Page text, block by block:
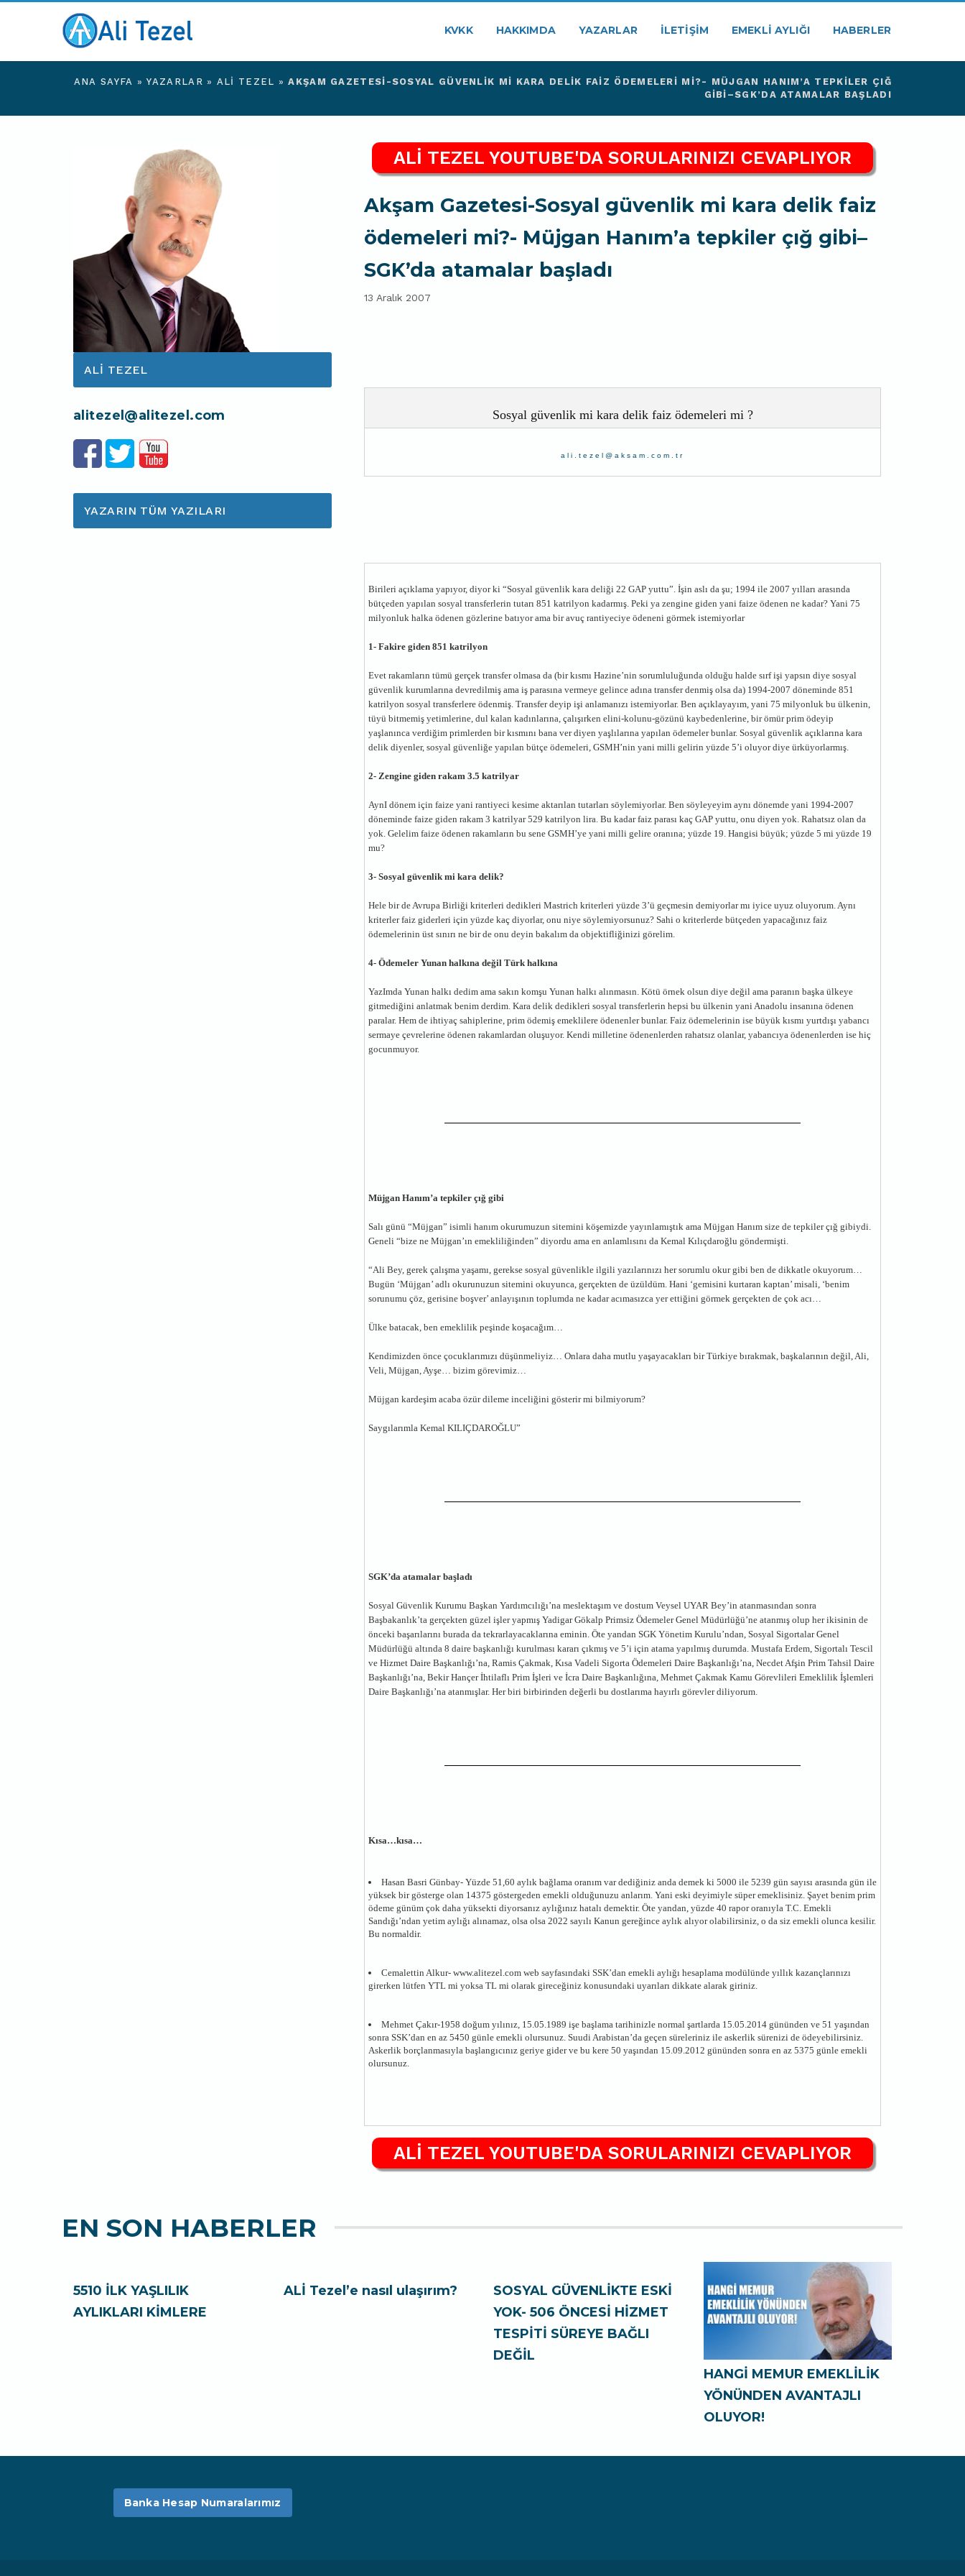
KVKK HAKKIMDA YAZARLAR İLETIŞIM EMEKLI AYLIĞI HABERLER
ANA SAYFA »YAZARLAR » ALI TEZEL »AKŞAM GAZETESI-SOSYAL GÜVENLIK MI KARA DELIK FAIZ ÖDEMELERI MI?- MÜJGAN HANIM’A TEPKILER ÇIĞ
GIBI–SGK’DA ATAMALAR BAŞLADI
ALI TEZEL
alitezel@alitezel.com
YAZARIN TÜM YAZILARI
ALİ TEZEL YOUTUBE'DA SORULARINIZI CEVAPLIYOR
Akşam Gazetesi-Sosyal güvenlik mi kara delik faiz
ödemeleri mi?- Müjgan Hanım’a tepkiler çığ gibi–
SGK’da atamalar başladı
13 Aralık 2007
Sosyal güvenlik mi kara delik faiz ödemeleri mi ?
ali.tezel@aksam.com.tr
Birileri açıklama yapıyor, diyor ki “Sosyal güvenlik kara deliği 22 GAP yuttu”. İşin aslı da şu; 1994 ile 2007 yılları arasında
bütçeden yapılan sosyal transferlerin tutarı 851 katrilyon kadarmış. Peki ya zengine giden yani faize ödenen ne kadar? Yani 75
milyonluk halka ödenen gözlerine batıyor ama bir avuç rantiyeciye ödeneni görmek istemiyorlar
1- Fakire giden 851 katrilyon
Evet rakamların tümü gerçek transfer olmasa da (bir kısmı Hazine’nin sorumluluğunda olduğu halde sırf işi yapsın diye sosyal
güvenlik kurumlarına devredilmiş ama iş parasına vermeye gelince adına transfer denmiş olsa da) 1994-2007 döneminde 851
katrilyon sosyal transferlere ödenmiş. Transfer deyip işi anlamanızı istemiyorlar. Ben açıklayayım, yani 75 milyonluk bu ülkenin,
tüyü bitmemiş yetimlerine, dul kalan kadınlarına, çalışırken elini-kolunu-gözünü kaybedenlerine, bir ömür prim ödeyip
yaşlanınca verdiğim primlerden bir kısmını bana ver diyen yaşlılarına yapılan ödemeler bunlar. Sosyal güvenlik açıklarına kara
delik diyenler, sosyal güvenliğe yapılan bütçe ödemeleri, GSMH’nin yani milli gelirin yüzde 5’i oluyor diye ürküyorlarmış.
2- Zengine giden rakam 3.5 katrilyar
AynI dönem için faize yani rantiyeci kesime aktarılan tutarları söylemiyorlar. Ben söyleyeyim aynı dönemde yani 1994-2007
döneminde faize giden rakam 3 katrilyar 529 katrilyon lira. Bu kadar faiz parası kaç GAP yuttu, onu diyen yok. Rahatsız olan da
yok. Gelelim faize ödenen rakamların bu sene GSMH’ye yani milli gelire oranına; yüzde 19. Hangisi büyük; yüzde 5 mi yüzde 19
mu?
3- Sosyal güvenlik mi kara delik?
Hele bir de Avrupa Birliği kriterleri dedikleri Mastrich kriterleri yüzde 3’ü geçmesin demiyorlar mı iyice uyuz oluyorum. Aynı
kriterler faiz giderleri için yüzde kaç diyorlar, onu niye söylemiyorsunuz? Sahi o kriterlerde bütçeden yapacağınız faiz
ödemelerinin üst sınırı ne bir de onu deyin bakalım da objektifliğinizi görelim.
4- Ödemeler Yunan halkına değil Türk halkına
YazImda Yunan halkı dedim ama sakın komşu Yunan halkı alınmasın. Kötü örnek olsun diye değil ama paranın başka ülkeye
gitmediğini anlatmak benim derdim. Kara delik dedikleri sosyal transferlerin hepsi bu ülkenin yani Anadolu insanına ödenen
paralar. Hem de ihtiyaç sahiplerine, prim ödemiş emeklilere ödenenler bunlar. Faiz ödemelerinin ise büyük kısmı yurtdışı yabancı
sermaye çevrelerine ödenen rakamlardan oluşuyor. Kendi milletine ödenenlerden rahatsız olanlar, yabancıya ödenenlerden ise hiç
gocunmuyor.
Müjgan Hanım’a tepkiler çığ gibi
Salı günü “Müjgan” isimli hanım okurumuzun sitemini köşemizde yayınlamıştık ama Müjgan Hanım size de tepkiler çığ gibiydi.
Geneli “bize ne Müjgan’ın emekliliğinden” diyordu ama en anlamlısını da Kemal Kılıçdaroğlu göndermişti.
“Ali Bey, gerek çalışma yaşamı, gerekse sosyal güvenlikle ilgili yazılarınızı her sorumlu okur gibi ben de dikkatle okuyorum…
Bugün ‘Müjgan’ adlı okurunuzun sitemini okuyunca, gerçekten de üzüldüm. Hani ‘gemisini kurtaran kaptan’ misali, ‘benim
sorunumu çöz, gerisine boşver’ anlayışının toplumda ne kadar acımasızca yer ettiğini görmek gerçekten de çok acı…
Ülke batacak, ben emeklilik peşinde koşacağım…
Kendimizden önce çocuklarımızı düşünmeliyiz… Onlara daha mutlu yaşayacakları bir Türkiye bırakmak, başkalarının değil, Ali,
Veli, Müjgan, Ayşe… bizim görevimiz…
Müjgan kardeşim acaba özür dileme inceliğini gösterir mi bilmiyorum?
Saygılarımla Kemal KILIÇDAROĞLU”
SGK’da atamalar başladı
Sosyal Güvenlik Kurumu Başkan Yardımcılığı’na meslektaşım ve dostum Veysel UYAR Bey’in atanmasından sonra
Başbakanlık’ta gerçekten güzel işler yapmış Yadigar Gökalp Primsiz Ödemeler Genel Müdürlüğü’ne atanmış olup her ikisinin de
önceki başarılarını burada da tekrarlayacaklarına eminin. Öte yandan SGK Yönetim Kurulu’ndan, Sosyal Sigortalar Genel
Müdürlüğü altında 8 daire başkanlığı kurulması kararı çıkmış ve 5’i için atama yapılmış durumda. Mustafa Erdem, Sigortalı Tescil
ve Hizmet Daire Başkanlığı’na, Ramis Çakmak, Kısa Vadeli Sigorta Ödemeleri Daire Başkanlığı’na, Necdet Afşin Prim Tahsil Daire
Başkanlığı’na, Bekir Hançer İhtilaflı Prim İşleri ve İcra Daire Başkanlığına, Mehmet Çakmak Kamu Görevlileri Emeklilik İşlemleri
Daire Başkanlığı’na atanmışlar. Her biri birbirinden değerli bu dostlarıma hayırlı görevler diliyorum.
Kısa…kısa…
Hasan Basri Günbay- Yüzde 51,60 aylık bağlama oranım var dediğiniz anda demek ki 5000 ile 5239 gün sayısı arasında gün ile
yüksek bir gösterge olan 14375 göstergeden emekli olduğunuzu anlarım. Yani eski deyimiyle süper emeklisiniz. Şayet benim prim
ödeme günüm çok daha yüksekti diyorsanız aylığınız hatalı demektir. Öte yandan, yüzde 40 rapor oranıyla T.C. Emekli
Sandığı’ndan yetim aylığı alınamaz, olsa olsa 2022 sayılı Kanun gereğince aylık alıyor olabilirsiniz, o da siz emekli olunca kesilir.
Bu normaldir.
Cemalettin Alkur- www.alitezel.com web sayfasındaki SSK’dan emekli aylığı hesaplama modülünde yıllık kazançlarınızı
girerken lütfen YTL mi yoksa TL mi olarak gireceğiniz konusundaki uyarıları dikkate alarak giriniz.
Mehmet Çakır-1958 doğum yılınız, 15.05.1989 işe başlama tarihinizle normal şartlarda 15.05.2014 gününden ve 51 yaşından
sonra SSK’dan en az 5450 günle emekli olursunuz. Suudi Arabistan’da geçen süreleriniz ile askerlik sürenizi de ödeyebilirsiniz.
Askerlik borçlanmasıyla başlangıcınız geriye gider ve bu kere 50 yaşından 15.09.2012 gününden sonra en az 5375 günle emekli
olursunuz.
ALİ TEZEL YOUTUBE'DA SORULARINIZI CEVAPLIYOR
EN SON HABERLER
5510 İLK YAŞLILIK
AYLIKLARI KİMLERE
ALİ Tezel’e nasıl ulaşırım?
SOSYAL GÜVENLİKTE ESKİ
YOK- 506 ÖNCESİ HİZMET
TESPİTİ SÜREYE BAĞLI
DEĞİL
HANGİ MEMUR EMEKLİLİK
YÖNÜNDEN AVANTAJLI
OLUYOR!
Banka Hesap Numaralarımız